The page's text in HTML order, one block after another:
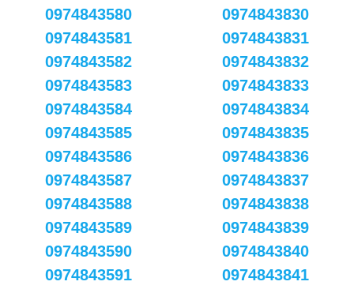
0974843580
0974843581
0974843582
0974843583
0974843584
0974843585
0974843586
0974843587
0974843588
0974843589
0974843590
0974843591
0974843830
0974843831
0974843832
0974843833
0974843834
0974843835
0974843836
0974843837
0974843838
0974843839
0974843840
0974843841